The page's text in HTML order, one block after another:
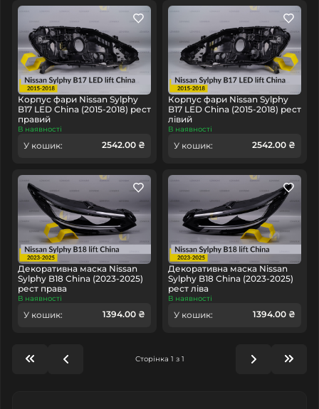
Корпус фари Nissan Sylphy
B17 LED China (2015-2018) рест
правий
В наявності
У кошик: 2542.00 ₴
Корпус фари Nissan Sylphy
B17 LED China (2015-2018) рест
лівий
В наявності
У кошик: 2542.00 ₴
Декоративна маска Nissan
Sylphy B18 China (2023-2025)
рест права
В наявності
У кошик: 1394.00 ₴
Декоративна маска Nissan
Sylphy B18 China (2023-2025)
рест ліва
В наявності
У кошик: 1394.00 ₴
Сторінка 1 з 1